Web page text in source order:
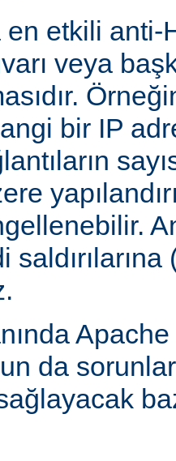
etkili anti-
veya
bir IP
da